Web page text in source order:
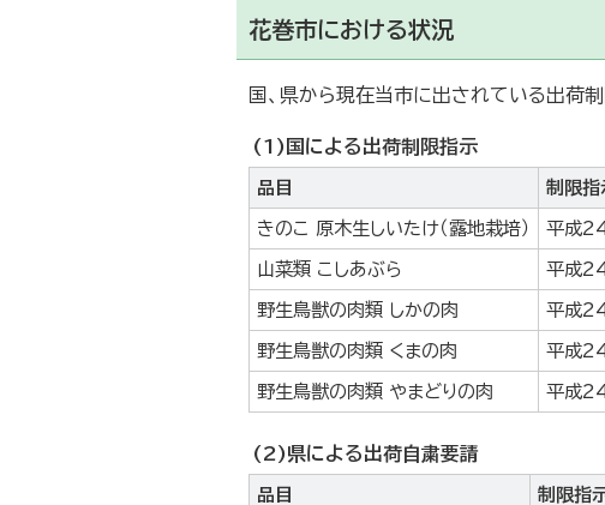
花巻市における状況
国、県から現在当市に出されている出荷
(1)国による出荷制限指示
品目 制限指
きのこ 原木生しいたけ（露地栽培） 平成
山菜類 こしあぶら 平成
野生鳥獣の肉類 しかの肉 平成
野生鳥獣の肉類 くまの肉 平成
野生鳥獣の肉類 やまどりの肉 平成
(2)県による出荷自粛要請
品目 制限指